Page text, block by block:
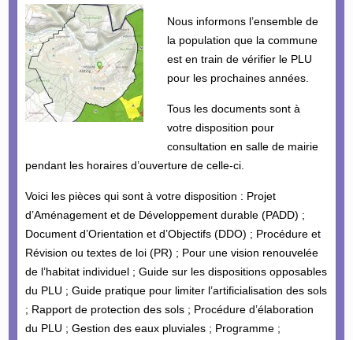
Nous informons l’ensemble de
la population que la commune
est en train de vérifier le PLU
pour les prochaines années.
Tous les documents sont à
votre disposition pour
consultation en salle de mairie
pendant les horaires d’ouverture de celle-ci.
Voici les pièces qui sont à votre disposition : Projet
d’Aménagement et de Développement durable (PADD) ;
Document d’Orientation et d’Objectifs (DDO) ; Procédure et
Révision ou textes de loi (PR) ; Pour une vision renouvelée
de l’habitat individuel ; Guide sur les dispositions opposables
du PLU ; Guide pratique pour limiter l’artificialisation des sols
; Rapport de protection des sols ; Procédure d’élaboration
du PLU ; Gestion des eaux pluviales ; Programme ;